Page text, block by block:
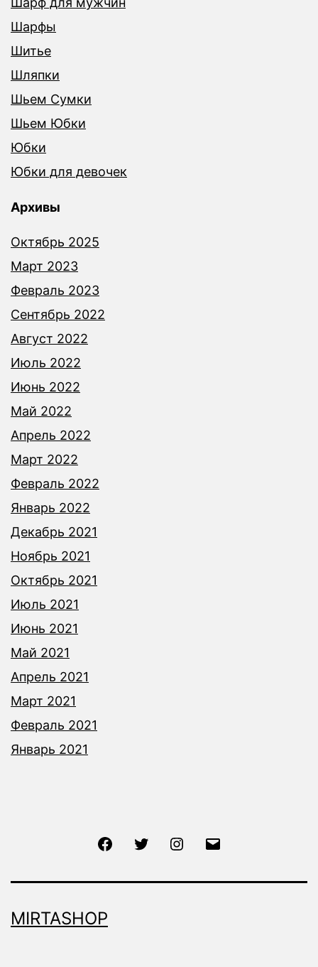
Шарфы
Шитье
Шляпки
Шьем Сумки
Шьем Юбки
Юбки
Юбки для девочек
Архивы
Октябрь 2025
Март 2023
Февраль 2023
Сентябрь 2022
Август 2022
Июль 2022
Июнь 2022
Май 2022
Апрель 2022
Март 2022
Февраль 2022
Январь 2022
Декабрь 2021
Ноябрь 2021
Октябрь 2021
Июль 2021
Июнь 2021
Май 2021
Апрель 2021
Март 2021
Февраль 2021
Январь 2021
FacebookTwitter Instagram
MIRTASHOP